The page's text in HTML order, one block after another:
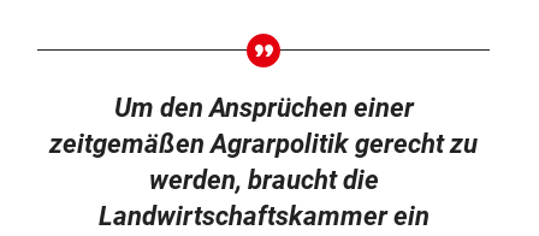
Um den Ansprüchen einer
zeitgemäßen Agrarpolitik gerecht zu
werden, braucht die
Landwirtschaftskammer ein